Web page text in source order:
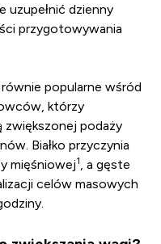
uzupełnić dzienny
przygotowywania
popularne wśród
którzy
podaży
Białko przyczynia
mięśniowej1
, a gęste
celów masowych